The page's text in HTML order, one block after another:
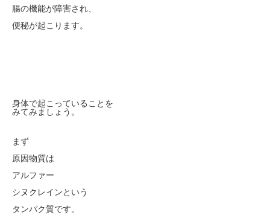
腸の機能が障害され、
便秘が起こります。
身体で起こっていることを
みてみましょう。
まず
原因物質は
アルファー
シヌクレインという
タンパク質です。